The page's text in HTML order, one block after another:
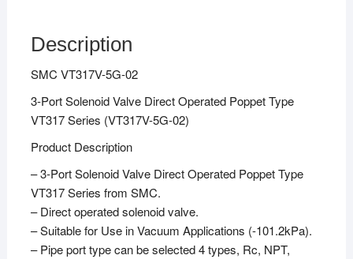
Description
SMC VT317V-5G-02
3‑Port Solenoid Valve Direct Operated Poppet Type
VT317 Series (VT317V-5G-02)
Product Description
– 3‑Port Solenoid Valve Direct Operated Poppet Type
VT317 Series from SMC.
– Direct operated solenoid valve.
– Suitable for Use in Vacuum Applications (-101.2kPa).
– Pipe port type can be selected 4 types, Rc, NPT,